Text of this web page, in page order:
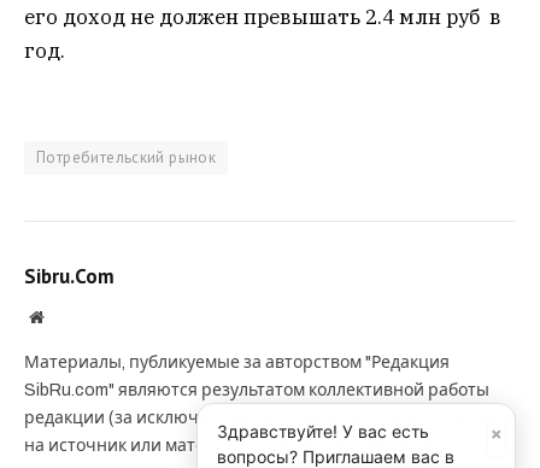
его доход не должен превышать 2.4 млн руб в
год.
Потребительский рынок
Sibru.Com
Website
Материалы, публикуемые за авторством "Редакция
SibRu.com" являются результатом коллективной работы
редакции (за исключением случаев, если указана ссылка
на источник или материал помечен как рекламный).
×
Здравствуйте! У вас есть
вопросы? Приглашаем вас в